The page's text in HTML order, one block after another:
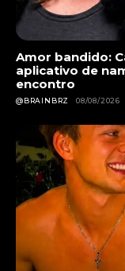
Amor bandido:
aplicativo de
encontro
@BRAINBRZ 08/08/2026